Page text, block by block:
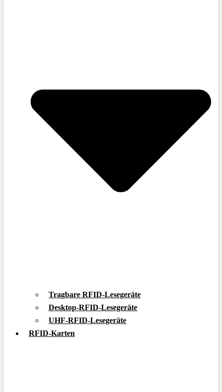
Tragbare RFID-Lesegeräte
Desktop-RFID-Lesegeräte
UHF-RFID-Lesegeräte
RFID-Karten